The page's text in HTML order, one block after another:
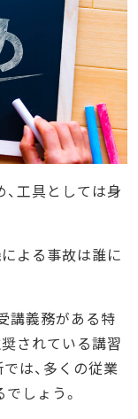
工具としては身
よる事故は誰に
講義務がある特
されている講習
は、多くの従業
しょう。